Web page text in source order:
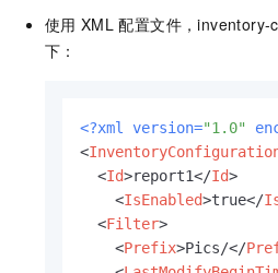
使用 XML 配置文件，
下：
<?xml version="1.0"
<
<Id>report1</Id>
<IsEnabled>true</
<Filter>
<Prefix>Pics/</